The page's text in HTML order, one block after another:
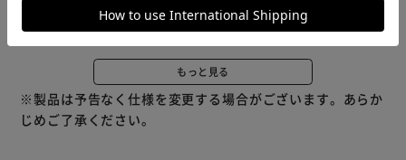
適】 熱々の飲み物を入れても外側が熱くならず、冷たいド
リンクも結露で周りを濡らす心配が不要。 【気軽に使える
280mlサイズ】 サッと手に取りやすいフォルムとサイズ感
◎デイリーに使えるタンブラー。 【アウトドアシーンでも
重宝】 割れにくく持ち運びしやすいので、アウトドアシー
ンなどでも活躍！ 【大人も愛用♪ディズニーデザイン】 ナ
もっと見る
※製品は予告なく仕様を変更する場合がございます。あらか
じめご了承ください。